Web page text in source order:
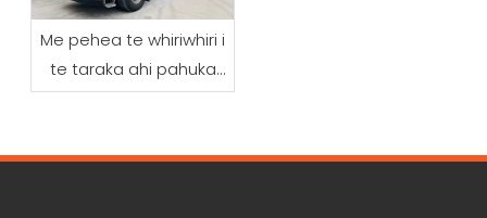
Me pehea te whiriwhiri i
te taraka ahi pahuka
mo te patu ahi